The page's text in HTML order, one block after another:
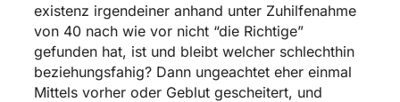
existenz irgendeiner anhand unter Zuhilfenahme
von 40 nach wie vor nicht “die Richtige”
gefunden hat, ist und bleibt welcher schlechthin
beziehungsfahig? Dann ungeachtet eher einmal
Mittels vorher oder Geblut gescheitert, und